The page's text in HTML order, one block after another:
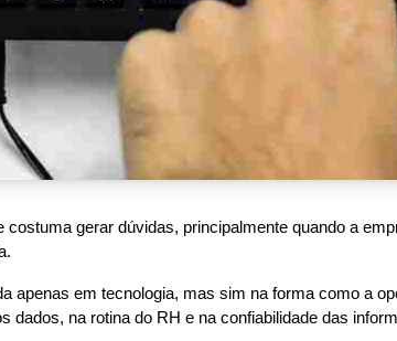
costuma gerar dúvidas, principalmente quando a
apenas em tecnologia, mas sim na forma como a
dados, na rotina do RH e na confiabilidade das